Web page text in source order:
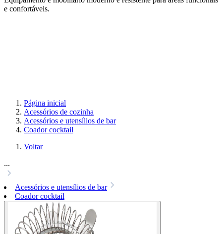
e confortáveis.
Página inicial
Acessórios de cozinha
Acessórios e utensílios de bar
Coador cocktail
Voltar
...
Acessórios e utensílios de bar
Coador cocktail